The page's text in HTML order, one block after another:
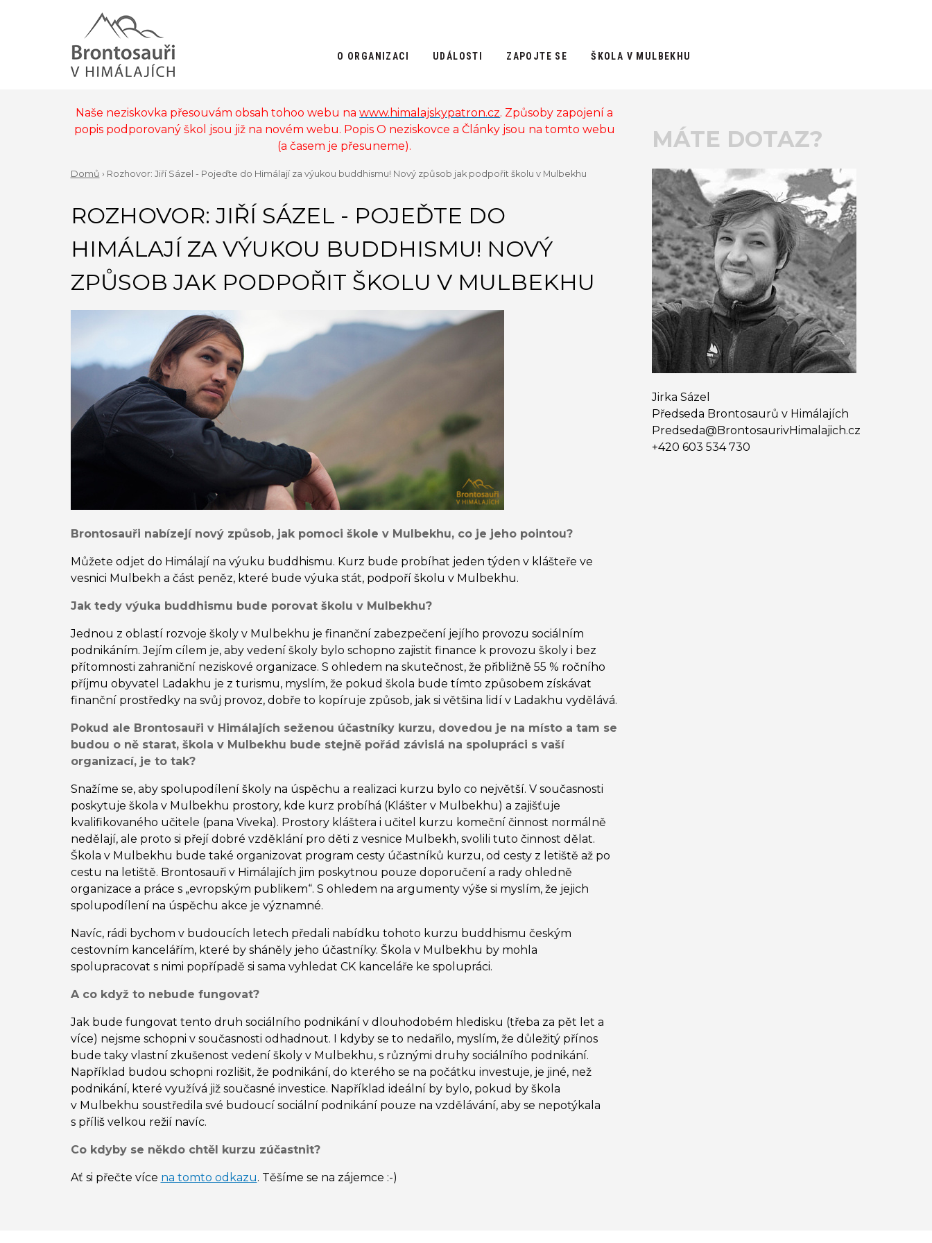
Naše neziskovka přesouvám obsah tohoo webu nawww.himalajskypatron.cz. Způsoby zapojení a
popis podporovaný škol jsou již na novém webu. Popis O neziskovce a Články jsou na tomto webu
(a časem je přesuneme).
ARE
HERE
Domů › Rozhovor: Jiří Sázel - Pojeďte do Himálají za výukou buddhismu! Nový způsob jak podpořit školu v Mulbekhu
to
top
ROZHOVOR: JIŘÍ SÁZEL - POJEĎTE DO
HIMÁLAJÍ ZA VÝUKOU BUDDHISMU! NOVÝ
ZPŮSOB JAK PODPOŘIT ŠKOLU V MULBEKHU
Brontosauři nabízejí nový způsob, jak pomoci škole v Mulbekhu, co je jeho pointou?
Můžete odjet do Himálají na výuku buddhismu. Kurz bude probíhat jeden týden v klášteře ve
vesnici Mulbekh a část peněz, které bude výuka stát, podpoří školu v Mulbekhu.
Jak tedy výuka buddhismu bude porovat školu v Mulbekhu?
Jednou z oblastí rozvoje školy v Mulbekhu je finanční zabezpečení jejího provozu sociálním
podnikáním. Jejím cílem je, aby vedení školy bylo schopno zajistit finance k provozu školy i bez
přítomnosti zahraniční neziskové organizace. S ohledem na skutečnost, že přibližně 55 % ročního
příjmu obyvatel Ladakhu je z turismu, myslím, že pokud škola bude tímto způsobem získávat
finanční prostředky na svůj provoz, dobře to kopíruje způsob, jak si většina lidí v Ladakhu vydělává.
Pokud ale Brontosauři v Himálajích seženou účastníky kurzu, dovedou je na místo a tam se
budou o ně starat, škola v Mulbekhu bude stejně pořád závislá na spolupráci s vaší
organizací, je to tak?
Snažíme se, aby spolupodílení školy na úspěchu a realizaci kurzu bylo co největší. V současnosti
poskytuje škola v Mulbekhu prostory, kde kurz probíhá (Klášter v Mulbekhu) a zajišťuje
kvalifikovaného učitele (pana Viveka). Prostory kláštera i učitel kurzu komeční činnost normálně
nedělají, ale proto si přejí dobré vzděklání pro děti z vesnice Mulbekh, svolili tuto činnost dělat.
Škola v Mulbekhu bude také organizovat program cesty účastníků kurzu, od cesty z letiště až po
cestu na letiště. Brontosauři v Himálajích jim poskytnou pouze doporučení a rady ohledně
organizace a práce s „evropským publikem“. S ohledem na argumenty výše si myslím, že jejich
spolupodílení na úspěchu akce je významné.
Navíc, rádi bychom v budoucích letech předali nabídku tohoto kurzu buddhismu českým
cestovním kancelářím, které by sháněly jeho účastníky. Škola v Mulbekhu by mohla
spolupracovat s nimi popřípadě si sama vyhledat CK kanceláře ke spolupráci.
A co když to nebude fungovat?
Jak bude fungovat tento druh sociálního podnikání v dlouhodobém hledisku (třeba za pět let a
více) nejsme schopni v současnosti odhadnout. I kdyby se to nedařilo, myslím, že důležitý přínos
bude taky vlastní zkušenost vedení školy v Mulbekhu, s různými druhy sociálního podnikání.
Například budou schopni rozlišit, že podnikání, do kterého se na počátku investuje, je jiné, než
podnikání, které využívá již současné investice. Například ideální by bylo, pokud by škola
v Mulbekhu soustředila své budoucí sociální podnikání pouze na vzdělávání, aby se nepotýkala
s příliš velkou režií navíc.
Co kdyby se někdo chtěl kurzu zúčastnit?
Ať si přečte více na tomto odkazu. Těšíme se na zájemce :-)
Back
to
MAIN
O ORGANIZACI UDÁLOSTI ZAPOJTE SE ŠKOLA V MULBEKHU
MÁTE DOTAZ?
Jirka Sázel
Předseda Brontosaurů v Himálajích
Predseda@​BrontosaurivHimalajich.cz
+420 603 534 730